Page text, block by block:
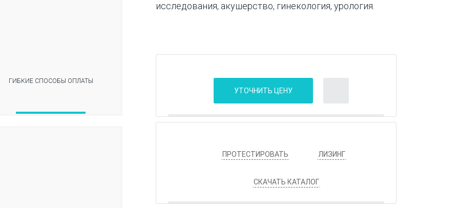
ГИБКИЕ СПОСОБЫ ОПЛАТЫ
исследования, акушерство, гинекология, урология.
УТОЧНИТЬ ЦЕНУ
ПРОТЕСТИРОВАТЬ ЛИЗИНГ
СКАЧАТЬ КАТАЛОГ